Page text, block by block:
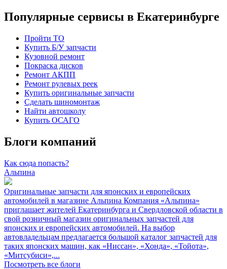
Популярные сервисы в Екатеринбурге
Пройти ТО
Купить Б/У запчасти
Кузовной ремонт
Покраска дисков
Ремонт АКПП
Ремонт рулевых реек
Купить оригинальные запчасти
Сделать шиномонтаж
Найти автошколу
Купить ОСАГО
Блоги компаний
Как сюда попасть?
Альпина
Оригинальные запчасти для японских и европейских
автомобилей в магазине Альпина Компания «Альпина»
приглашает жителей Екатеринбурга и Свердловской области в
свой розничный магазин оригинальных запчастей для
японских и европейских автомобилей. На выбор
автовладельцам предлагается большой каталог запчастей для
таких японских машин, как «Ниссан», «Хонда», «Тойота»,
«Митсубиси»,...
Посмотреть все блоги